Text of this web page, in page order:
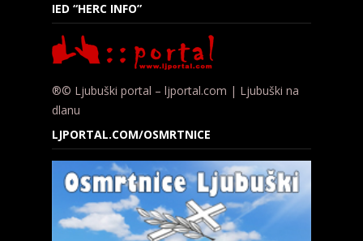
IED “HERC INFO”
®© Ljubuški portal – ljportal.com | Ljubuški na
dlanu
LJPORTAL.COM/OSMRTNICE